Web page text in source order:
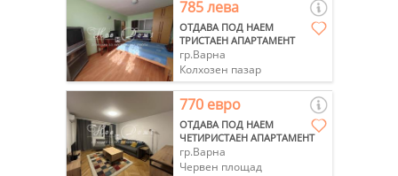
785 лева
ОТДАВА ПОД НАЕМ
ТРИСТАЕН АПАРТАМЕНТ
гр.Варна
Колхозен пазар
770 евро
ОТДАВА ПОД НАЕМ
ЧЕТИРИСТАЕН АПАРТАМЕНТ
гр.Варна
Червен площад